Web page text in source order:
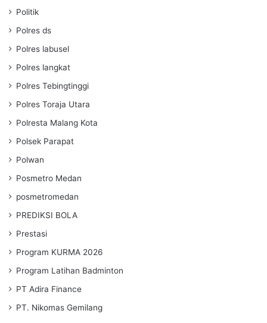
Politik
Polres ds
Polres labusel
Polres langkat
Polres Tebingtinggi
Polres Toraja Utara
Polresta Malang Kota
Polsek Parapat
Polwan
Posmetro Medan
posmetromedan
PREDIKSI BOLA
Prestasi
Program KURMA 2026
Program Latihan Badminton
PT Adira Finance
PT. Nikomas Gemilang